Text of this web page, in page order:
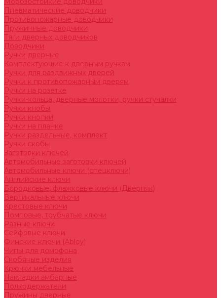
Пневматические доводчики
Противопожарные доводчики
Пружинные доводчики
Тяги дверных доводчиков
Доводчики
Ручки дверные
Комплектующие к дверным ручкам
Ручки для раздвижных дверей
Ручки к противопожарным дверям
Ручки на розетке
Ручки-кольца, дверные молотки, ручки стучалки
Ручки кнобы
Ручки кнопки
Ручки на планке
Ручки раздельные, комплект
Ручки скобы
Заготовки ключей
Автомобильные заготовки ключей
Автомобильные ключи (спецключи)
Английские ключи
Бородковые, флажковые ключи (Дверняк)
Вертикальные ключи
Крестовые ключи
Помповые, трубчатые ключи
Разные ключи
Сейфовые ключи
Финские ключи (Abloy)
Чипы для домофона
Скобяные изделия
Крючки мебельные
Накладки амбарные
Полкодержатели
Пружины дверные